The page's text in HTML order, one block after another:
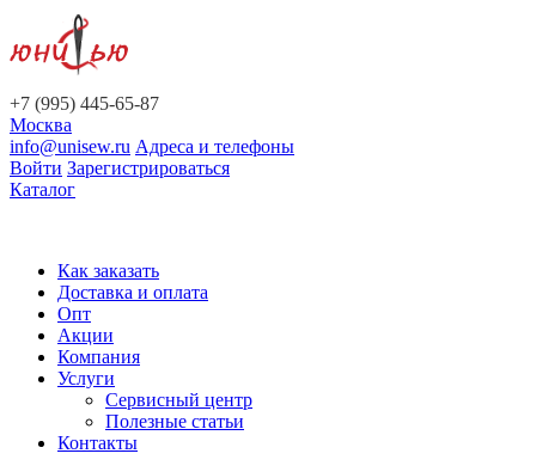
+7 (995) 445-65-87
Москва
info@unisew.ru Адреса и телефоны
Войти Зарегистрироваться
Каталог
Как заказать
Доставка и оплата
Опт
Акции
Компания
Услуги
Сервисный центр
Полезные статьи
Контакты